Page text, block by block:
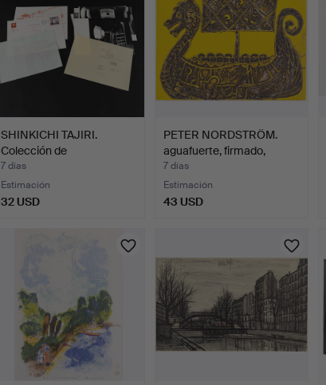
SHINKICHI TAJIRI.
Colección de
impresiones…
7 días
Estimación
32 USD
PETER NORDSTRÖM.
aguafuerte, firmado,
nume…
7 días
Estimación
43 USD